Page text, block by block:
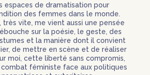
espaces de dramatisation pour
des femmes dans le monde.
très vite, me vient aussi une pensée
sur la poésie, le geste, des
et la manière dont il convient
de mettre en scène et de réaliser
moi, cette liberté sans compromis,
féministe face aux politiques